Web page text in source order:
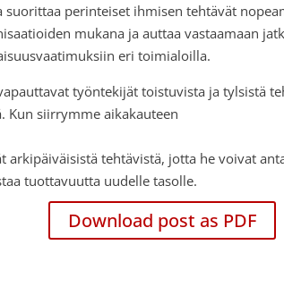
perinteiset ihmisen tehtävät
mukana ja auttaa vastaamaan
eri toimialoilla.
työntekijät toistuvista ja tylsistä
siirrymme aikakauteen
arkipäiväisistä tehtävistä, jotta he voivat
tuottavuutta uudelle tasolle.
Download post as PDF